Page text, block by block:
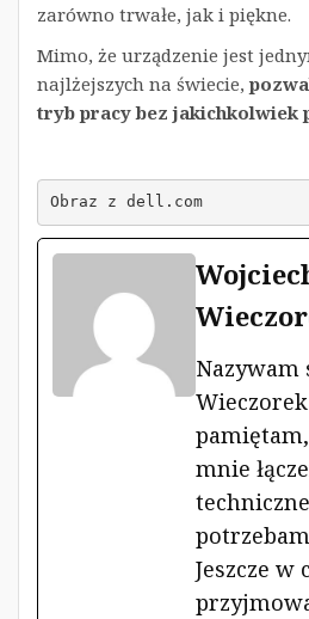
zarówno trwałe, jak i piękne.
Mimo, że urządzenie jest
najlżejszych na świecie,
tryb pracy bez jakichkolwiek
Obraz z dell.com
Nazywam
mnie
Jeszcze w